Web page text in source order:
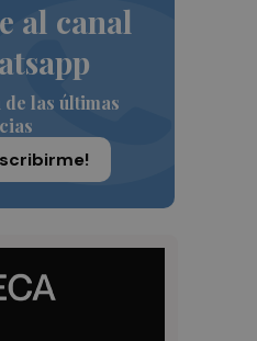
al canal
de las últimas